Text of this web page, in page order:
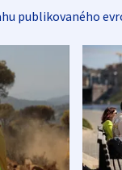
publikovaného